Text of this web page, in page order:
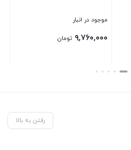
موجود در انبار
۹,۷۶۰,۰۰۰ تومان
بستن
رفتن به بالا